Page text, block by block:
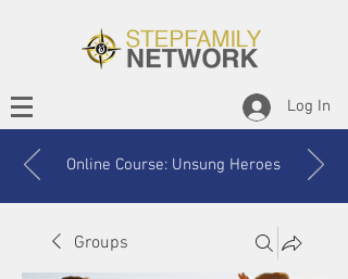
Log In
Online Course: Unsung Heroes
Groups